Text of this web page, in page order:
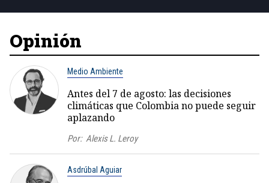
Opinión
Medio Ambiente
Antes del 7 de agosto: las decisiones
climáticas que Colombia no puede seguir
aplazando
Por: Alexis L. Leroy
Asdrúbal Aguiar